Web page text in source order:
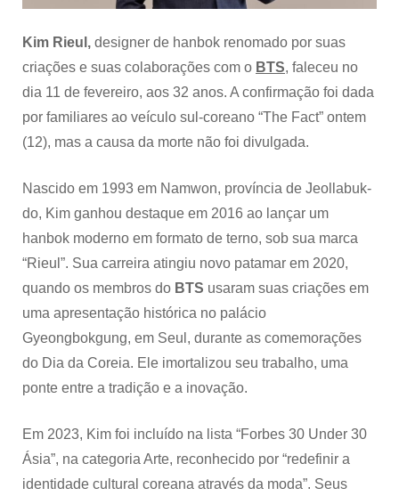
Kim Rieul, designer de hanbok renomado por suas
criações e suas colaborações com o BTS, faleceu no
dia 11 de fevereiro, aos 32 anos. A confirmação foi dada
por familiares ao veículo sul-coreano “The Fact” ontem
(12), mas a causa da morte não foi divulgada.
Nascido em 1993 em Namwon, província de Jeollabuk-
do, Kim ganhou destaque em 2016 ao lançar um
hanbok moderno em formato de terno, sob sua marca
“Rieul”. Sua carreira atingiu novo patamar em 2020,
quando os membros do BTS usaram suas criações em
uma apresentação histórica no palácio
Gyeongbokgung, em Seul, durante as comemorações
do Dia da Coreia. Ele imortalizou seu trabalho, uma
ponte entre a tradição e a inovação.
Em 2023, Kim foi incluído na lista “Forbes 30 Under 30
Ásia”, na categoria Arte, reconhecido por “redefinir a
identidade cultural coreana através da moda”. Seus